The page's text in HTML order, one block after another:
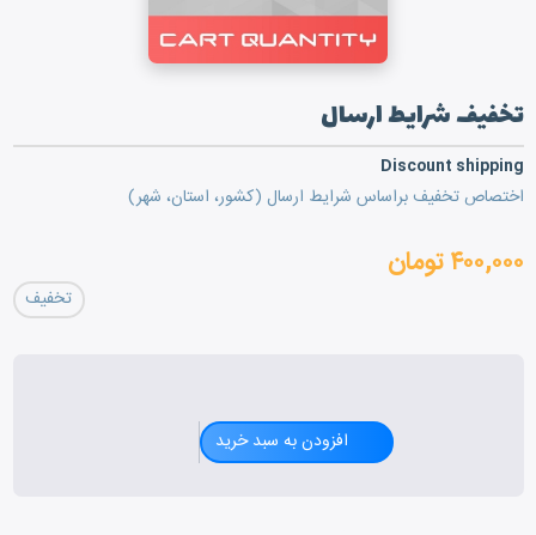
تخفیف شرایط ارسال
Discount shipping
اختصاص تخفیف براساس شرایط ارسال (کشور، استان، شهر)
۴۰۰,۰۰۰ تومان
تخفیف
افزودن به سبد خرید